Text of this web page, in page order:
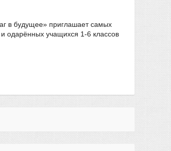
в будущее» приглашает самых
и одарённых учащихся 1-6 классов